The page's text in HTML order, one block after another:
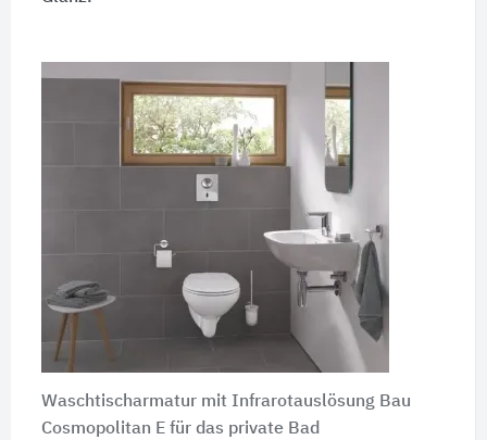
Waschtischarmatur mit Infrarotauslösung Bau
Cosmopolitan E für das private Bad